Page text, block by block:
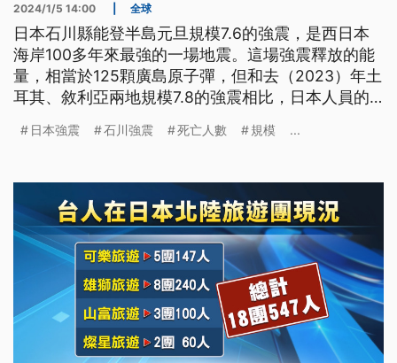
2024/1/5 14:00 全球
日本石川縣能登半島元旦規模7.6的強震，是西日本
海岸100多年來最強的一場地震。這場強震釋放的能
量，相當於125顆廣島原子彈，但和去（2023）年土
耳其、敘利亞兩地規模7.8的強震相比，日本人員的
深植人心的災害預防，以及近60年來普遍採用的抗震
日本強震 石川強震 死亡人數 規模 ...